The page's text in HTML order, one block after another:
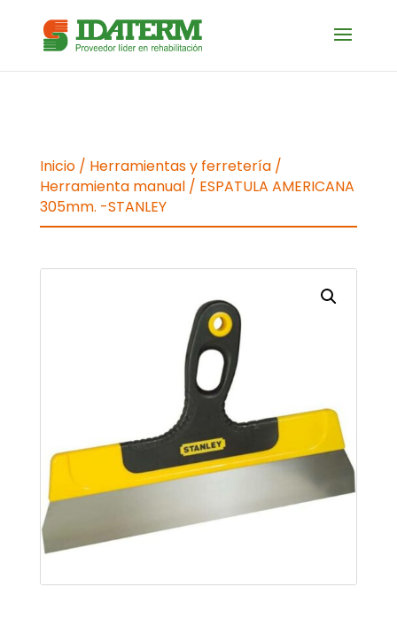
Inicio/ Herramientas y ferretería/
Herramienta manual/ ESPATULA AMERICANA
305mm. -STANLEY